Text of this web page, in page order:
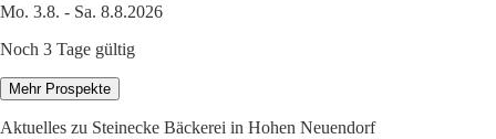
Mo. 3.8. - Sa. 8.8.2026
Noch 3 Tage gültig
Mehr Prospekte
Aktuelles zu Steinecke Bäckerei in Hohen Neuendorf